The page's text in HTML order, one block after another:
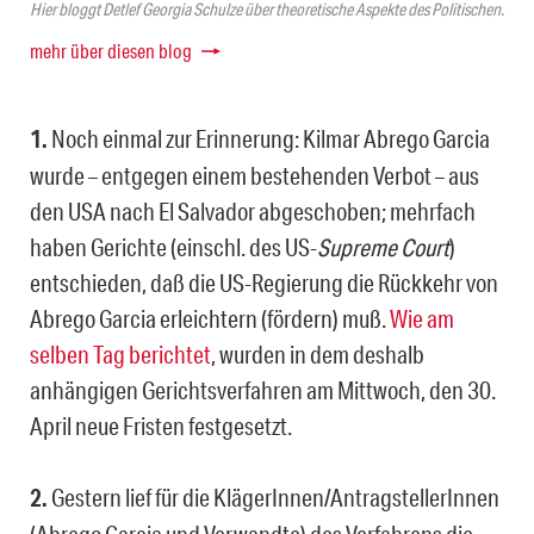
Hier bloggt Detlef Georgia Schulze über theoretische Aspekte des Politischen.
mehr über diesen blog
1. Noch einmal zur Erinnerung: Kilmar Abrego Garcia
wurde – entgegen einem bestehenden Verbot – aus
den USA nach El Salvador abgeschoben; mehrfach
haben Gerichte (einschl. des US-Supreme Court)
entschieden, daß die US-Regierung die Rückkehr von
Abrego Garcia erleichtern (fördern) muß.Wie am
selben Tag berichtet, wurden in dem deshalb
anhängigen Gerichtsverfahren am Mittwoch, den 30.
April neue Fristen festgesetzt.
2. Gestern lief für die KlägerInnen/AntragstellerInnen